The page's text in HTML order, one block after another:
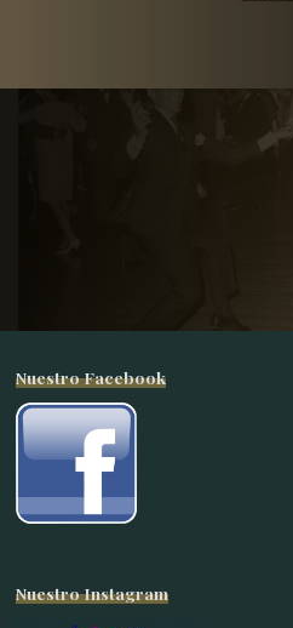
Nuestro Facebook
Nuestro Instagram